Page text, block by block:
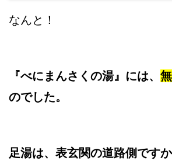
なんと！
『べにまんさくの湯』には、
のでした。
足湯は、表玄関の道路側です